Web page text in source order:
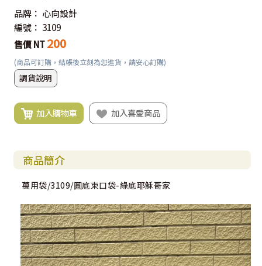
品牌： 心向設計
編號： 3109
售價 NT 200
(商品可訂購，結帳後立刻為您進貨，請安心訂購)
調貨說明
加入購物車 加入喜愛商品
商品簡介
萬用袋/3109/圓底束口袋-綠底耶穌哥家